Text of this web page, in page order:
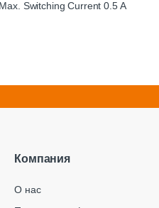
Switching Current 0.5 A
Компания
О нас